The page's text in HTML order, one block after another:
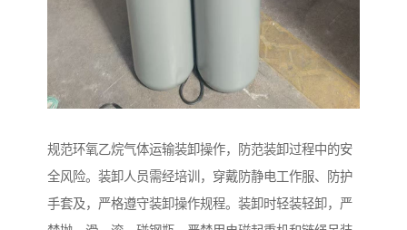
规范环氧乙烷气体运输装卸操作，防范装卸过程中的安
全风险。装卸人员需经培训，穿戴防静电工作服、防护
手套及，严格遵守装卸操作规程。装卸时轻装轻卸，严